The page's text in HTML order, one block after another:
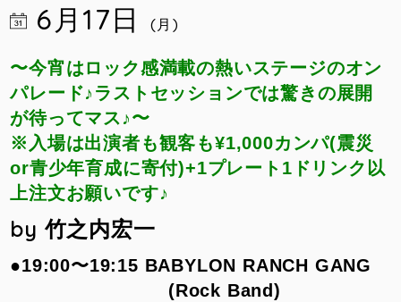
6月17日 (月)
〜今宵はロック感満載の熱いステージのオン
パレード♪ラストセッションでは驚きの展開
が待ってマス♪〜
※入場は出演者も観客も¥1,000カンパ(震災
or青少年育成に寄付)+1プレート1ドリンク以
上注文お願いです♪
by 竹之内宏一
●19:00〜19:15 BABYLON RANCH GANG
(Rock Band)